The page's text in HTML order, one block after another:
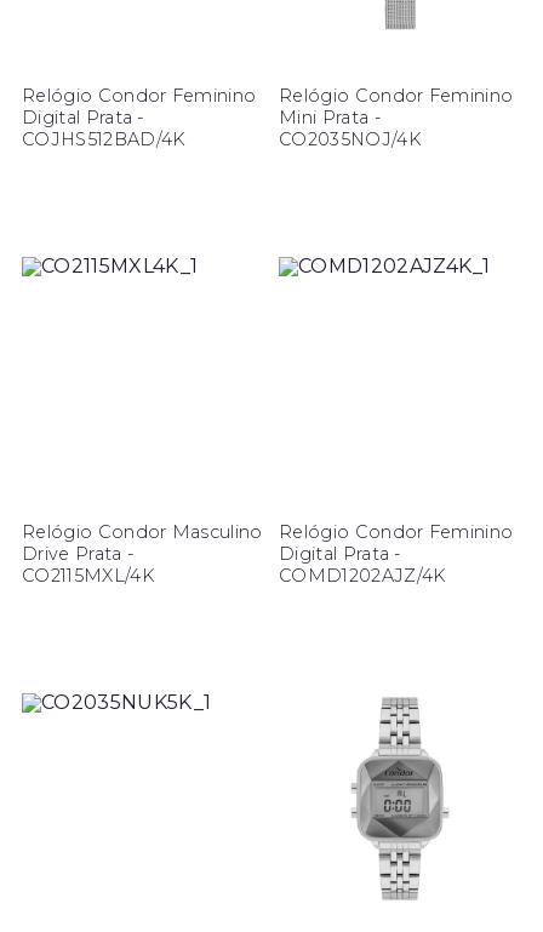
Relógio Condor Feminino
Digital Prata -
COJHS512BAD/4K
Relógio Condor Feminino
Mini Prata -
CO2035NOJ/4K
Relógio Condor Masculino
Drive Prata -
CO2115MXL/4K
Relógio Condor Feminino
Digital Prata -
COMD1202AJZ/4K